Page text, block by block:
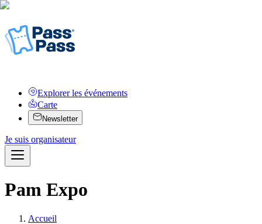
Explorer les événements
Carte
Newsletter
Je suis organisateur
Pam Expo
Accueil